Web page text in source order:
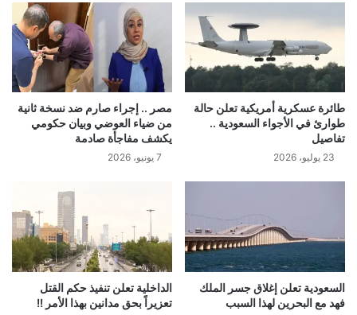
طائرة عسكرية أمريكية تعلن حالة
طوارئ في الأجواء السعودية ..
تفاصيل
23 يوليو، 2026
مصر .. إجراء صارم ضد نسخة ثانية
من ضياء العوضي وبيان حكومي
يكشف مفاجأة صادمة
7 يونيو، 2026
السعودية تعلن إغلاق جسر الملك
فهد مع البحرين لهذا السبب
الداخلية تعلن تنفيذ حكم القتل
تعزيراً بحق مدانين بهذا الأمر !!